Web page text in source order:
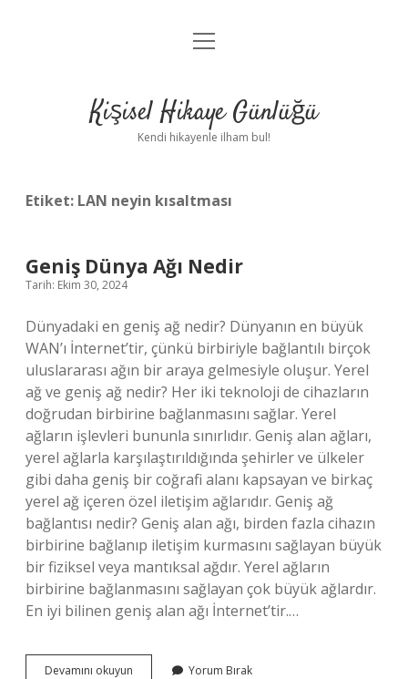
Anasayfa
Yasal Uyarı
menüyü
Kişisel Hikaye Günlüğü
Kendi hikayenle ilham bul!
Etiket: LAN neyin kısaltması
Geniş Dünya Ağı Nedir
Tarih: Ekim 30, 2024
Dünyadaki en geniş ağ nedir? Dünyanın en büyük
WAN’ı İnternet’tir, çünkü birbiriyle bağlantılı birçok
uluslararası ağın bir araya gelmesiyle oluşur. Yerel
ağ ve geniş ağ nedir? Her iki teknoloji de cihazların
doğrudan birbirine bağlanmasını sağlar. Yerel
ağların işlevleri bununla sınırlıdır. Geniş alan ağları,
yerel ağlarla karşılaştırıldığında şehirler ve ülkeler
gibi daha geniş bir coğrafi alanı kapsayan ve birkaç
yerel ağ içeren özel iletişim ağlarıdır. Geniş ağ
bağlantısı nedir? Geniş alan ağı, birden fazla cihazın
birbirine bağlanıp iletişim kurmasını sağlayan büyük
bir fiziksel veya mantıksal ağdır. Yerel ağların
birbirine bağlanmasını sağlayan çok büyük ağlardır.
En iyi bilinen geniş alan ağı İnternet’tir.…
Devamını okuyun Yorum Bırak